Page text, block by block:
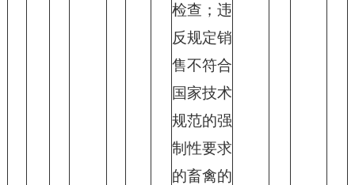
检查；违
反规定销
售不符合
国家技术
规范的强
制性要求
的畜禽的